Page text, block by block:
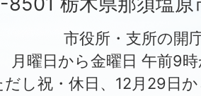
市役所・支所の開
月曜日から金曜日 午前9
だし祝・休日、12月29日